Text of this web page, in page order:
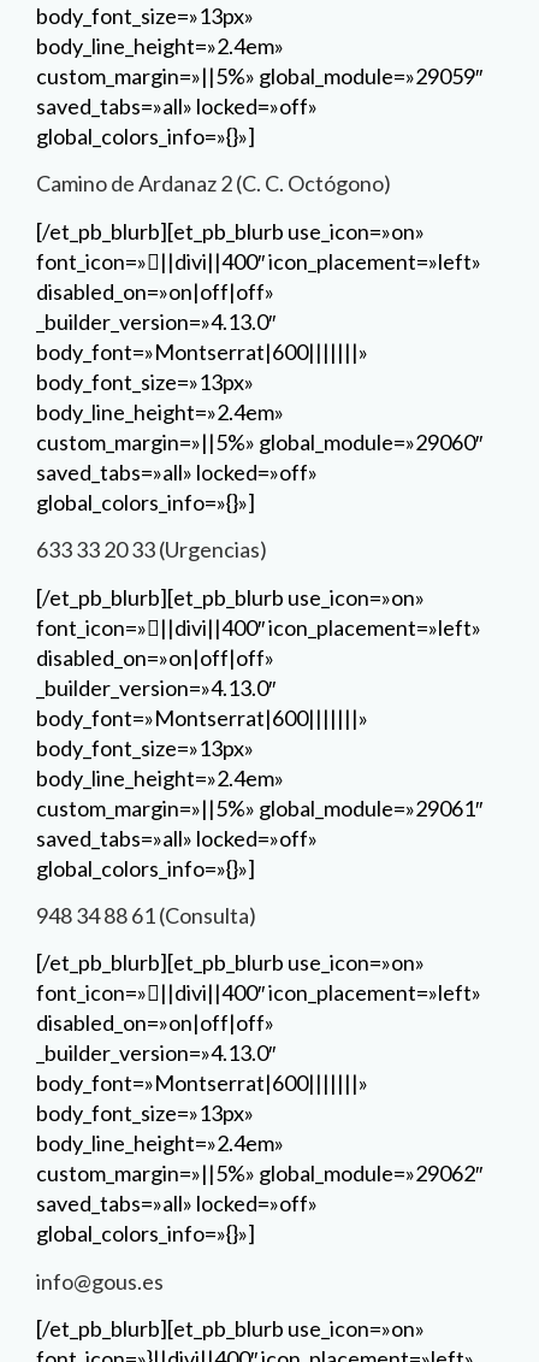
body_font_size=»13px»
body_line_height=»2.4em»
custom_margin=»||5%» global_module=»29059″
saved_tabs=»all» locked=»off»
global_colors_info=»{}»]
Camino de Ardanaz 2 (C. C. Octógono)
[/et_pb_blurb][et_pb_blurb use_icon=»on»
font_icon=»||divi||400″ icon_placement=»left»
disabled_on=»on|off|off»
_builder_version=»4.13.0″
body_font=»Montserrat|600|||||||»
body_font_size=»13px»
body_line_height=»2.4em»
custom_margin=»||5%» global_module=»29060″
saved_tabs=»all» locked=»off»
global_colors_info=»{}»]
633 33 20 33 (Urgencias)
[/et_pb_blurb][et_pb_blurb use_icon=»on»
font_icon=»||divi||400″ icon_placement=»left»
disabled_on=»on|off|off»
_builder_version=»4.13.0″
body_font=»Montserrat|600|||||||»
body_font_size=»13px»
body_line_height=»2.4em»
custom_margin=»||5%» global_module=»29061″
saved_tabs=»all» locked=»off»
global_colors_info=»{}»]
948 34 88 61 (Consulta)
[/et_pb_blurb][et_pb_blurb use_icon=»on»
font_icon=»||divi||400″ icon_placement=»left»
disabled_on=»on|off|off»
_builder_version=»4.13.0″
body_font=»Montserrat|600|||||||»
body_font_size=»13px»
body_line_height=»2.4em»
custom_margin=»||5%» global_module=»29062″
saved_tabs=»all» locked=»off»
global_colors_info=»{}»]
info@gous.es
[/et_pb_blurb][et_pb_blurb use_icon=»on»